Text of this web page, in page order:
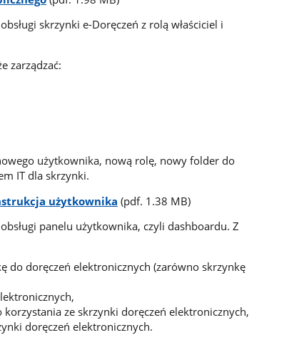
skrzynki e-Doręczeń z rolą właściciel i
zarządzać:
użytkownika, nową rolę, nowy folder do
IT dla skrzynki.
użytkownika (pdf. 1.38 MB)
panelu użytkownika, czyli dashboardu. Z
do doręczeń elektronicznych (zarówno skrzynkę
ze skrzynki doręczeń elektronicznych,
doręczeń elektronicznych.